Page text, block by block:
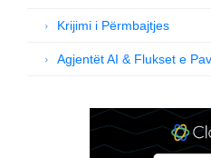
Krijimi i Përmbajtjes
Agjentët AI & Flukset e